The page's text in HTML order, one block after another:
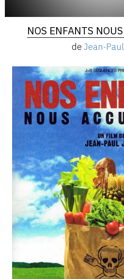
NOS ENFANTS
de Jean-